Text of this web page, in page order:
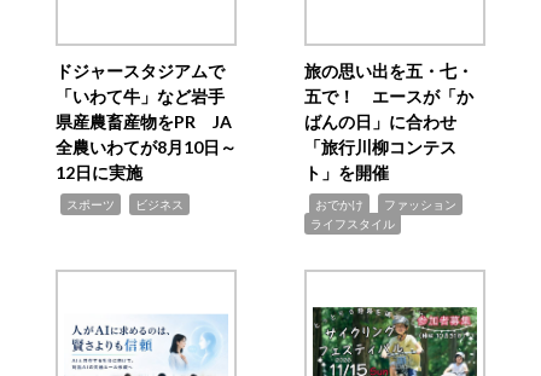
ドジャースタジアムで
「いわて牛」など岩手
県産農畜産物をPR JA
全農いわてが8月10日～
12日に実施
スポーツ ビジネス
旅の思い出を五・七・
五で！ エースが「か
ばんの日」に合わせ
「旅行川柳コンテス
ト」を開催
おでかけ ファッション
ライフスタイル